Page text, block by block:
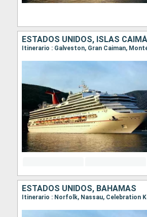
ESTADOS UNIDOS, ISLAS
Itinerario : Galveston, Gran Caiman,
ESTADOS UNIDOS, BAHAMAS
Itinerario : Norfolk, Nassau, Celebration